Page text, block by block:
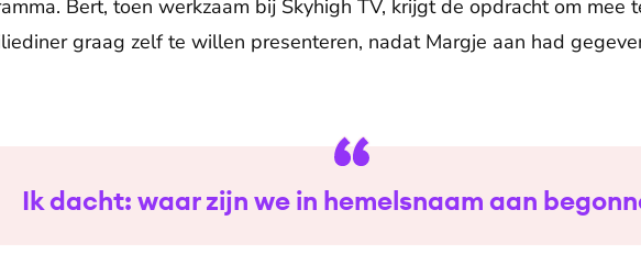
Bert, toen werkzaam bij Skyhigh TV, krijgt de opdracht om mee
graag zelf te willen presenteren, nadat Margje aan had
Ik dacht: waar zijn we in hemelsnaam aan